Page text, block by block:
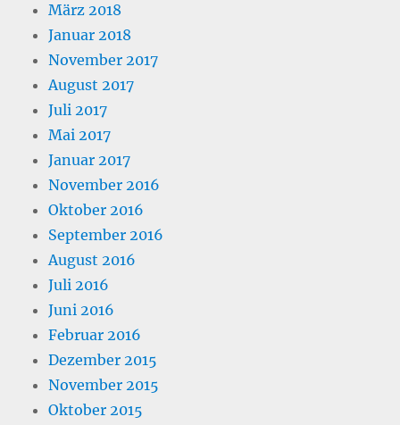
März 2018
Januar 2018
November 2017
August 2017
Juli 2017
Mai 2017
Januar 2017
November 2016
Oktober 2016
September 2016
August 2016
Juli 2016
Juni 2016
Februar 2016
Dezember 2015
November 2015
Oktober 2015